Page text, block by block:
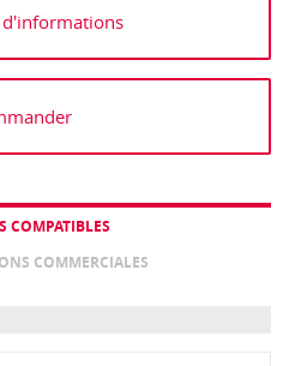
d'informations
COMPATIBLES
COMMERCIALES